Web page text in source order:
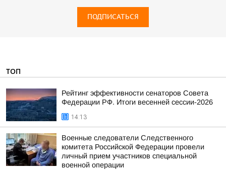
ПОДПИСАТЬСЯ
ТОП
Рейтинг эффективности сенаторов Совета
Федерации РФ. Итоги весенней сессии-2026
14:13
Военные следователи Следственного
комитета Российской Федерации провели
личный прием участников специальной
военной операции